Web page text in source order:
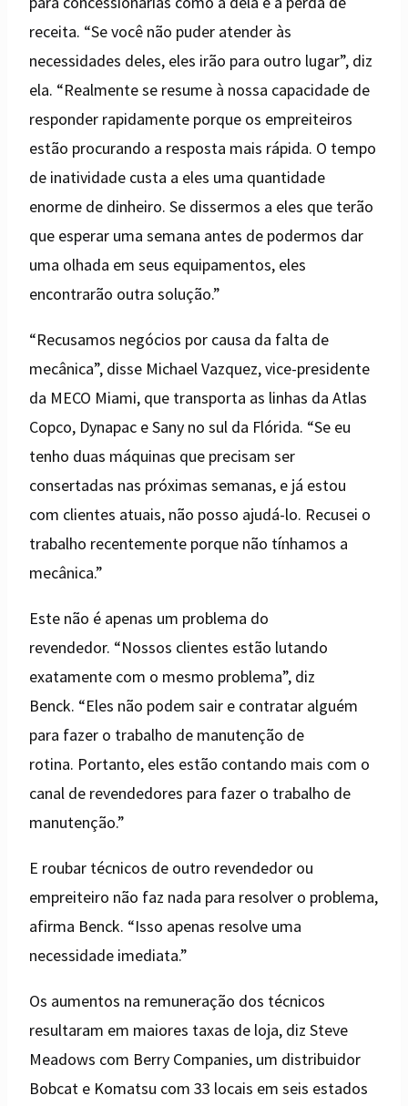
receita. “Se você não puder atender às
necessidades deles, eles irão para outro lugar”, diz
ela. “Realmente se resume à nossa capacidade de
responder rapidamente porque os empreiteiros
estão procurando a resposta mais rápida. O tempo
de inatividade custa a eles uma quantidade
enorme de dinheiro. Se dissermos a eles que terão
que esperar uma semana antes de podermos dar
uma olhada em seus equipamentos, eles
encontrarão outra solução.”
“Recusamos negócios por causa da falta de
mecânica”, disse Michael Vazquez, vice-presidente
da MECO Miami, que transporta as linhas da Atlas
Copco, Dynapac e Sany no sul da Flórida. “Se eu
tenho duas máquinas que precisam ser
consertadas nas próximas semanas, e já estou
com clientes atuais, não posso ajudá-lo. Recusei o
trabalho recentemente porque não tínhamos a
mecânica.”
Este não é apenas um problema do
revendedor. “Nossos clientes estão lutando
exatamente com o mesmo problema”, diz
Benck. “Eles não podem sair e contratar alguém
para fazer o trabalho de manutenção de
rotina. Portanto, eles estão contando mais com o
canal de revendedores para fazer o trabalho de
manutenção.”
E roubar técnicos de outro revendedor ou
empreiteiro não faz nada para resolver o problema,
afirma Benck. “Isso apenas resolve uma
necessidade imediata.”
Os aumentos na remuneração dos técnicos
resultaram em maiores taxas de loja, diz Steve
Meadows com Berry Companies, um distribuidor
Bobcat e Komatsu com 33 locais em seis estados